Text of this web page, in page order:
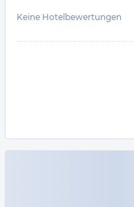
Keine Hotelbewertungen